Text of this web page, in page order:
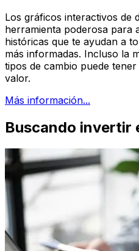
Los gráficos interactivos de
herramienta poderosa para
históricas que te ayudan a
más informadas. Incluso la
tipos de cambio puede
valor.
Más información...
Buscando invertir